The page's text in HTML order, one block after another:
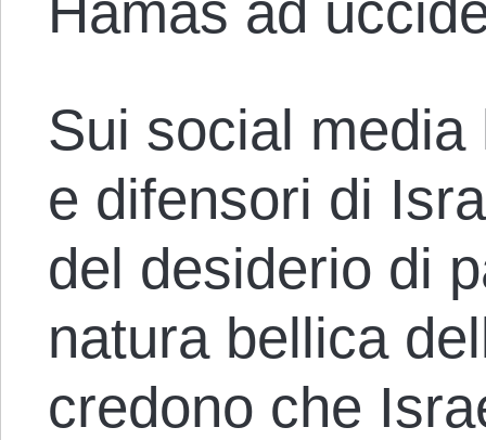
Hamas ad
Sui social
e difensori di
del desiderio di
natura bellica
credono che